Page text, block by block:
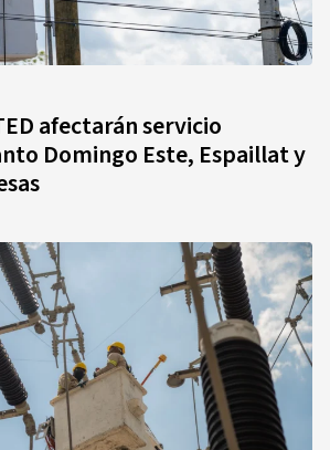
afectarán servicio
Domingo Este, Espaillat y